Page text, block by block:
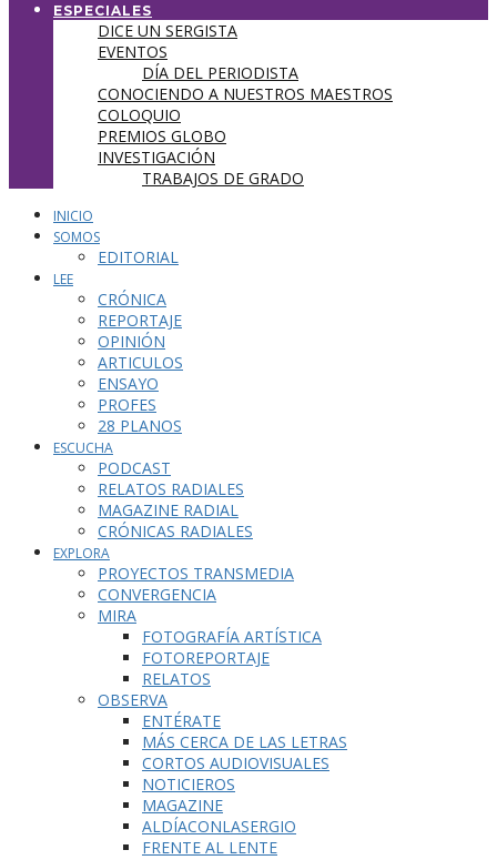
ESPECIALES
DICE UN SERGISTA
EVENTOS
DÍA DEL PERIODISTA
CONOCIENDO A NUESTROS MAESTROS
COLOQUIO
PREMIOS GLOBO
INVESTIGACIÓN
TRABAJOS DE GRADO
INICIO
SOMOS
EDITORIAL
LEE
CRÓNICA
REPORTAJE
OPINIÓN
ARTICULOS
ENSAYO
PROFES
28 PLANOS
ESCUCHA
PODCAST
RELATOS RADIALES
MAGAZINE RADIAL
CRÓNICAS RADIALES
EXPLORA
PROYECTOS TRANSMEDIA
CONVERGENCIA
MIRA
FOTOGRAFÍA ARTÍSTICA
FOTOREPORTAJE
RELATOS
OBSERVA
ENTÉRATE
MÁS CERCA DE LAS LETRAS
CORTOS AUDIOVISUALES
NOTICIEROS
MAGAZINE
ALDÍACONLASERGIO
FRENTE AL LENTE